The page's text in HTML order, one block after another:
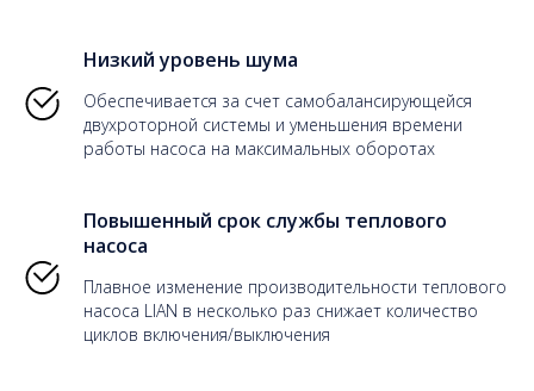
Низкий уровень шума
Обеспечивается за счет самобалансирующейся
двухроторной системы и уменьшения времени
работы насоса на максимальных оборотах
Повышенный срок службы теплового
насоса
Плавное изменение производительности теплового
насоса LIAN в несколько раз снижает количество
циклов включения/выключения